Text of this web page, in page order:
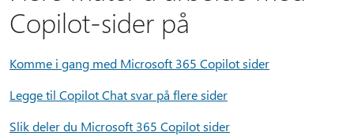
Copilot-sider på
Komme i gang med Microsoft 365 Copilot sider
Legge til Copilot Chat svar på flere sider
Slik deler du Microsoft 365 Copilot sider